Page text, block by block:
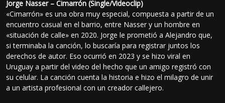
Jorge Nasser – Cimarrón (Single/Videoclip)
«Cimarrón» es una obra muy especial, compuesta a partir de un
encuentro casual en el barrio, entre Nasser y un hombre en
«situación de calle» en 2020. Jorge le prometió a Alejandro que,
si terminaba la canción, lo buscaría para registrar juntos los
derechos de autor. Eso ocurrió en 2023 y se hizo viral en
Uruguay a partir del video del hecho que un amigo registró con
su celular. La canción cuenta la historia e hizo el milagro de unir
a un artista profesional con un creador callejero.